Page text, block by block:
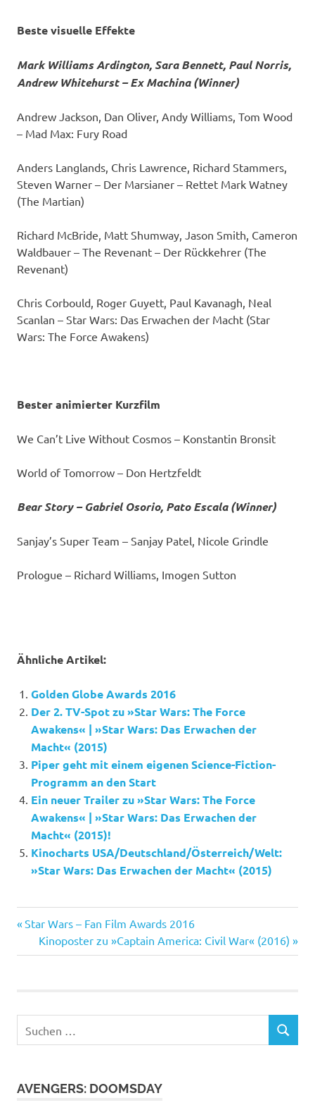
Beste visuelle Effekte
Mark Williams Ardington, Sara Bennett, Paul Norris,
Andrew Whitehurst – Ex Machina (Winner)
Andrew Jackson, Dan Oliver, Andy Williams, Tom Wood
– Mad Max: Fury Road
Anders Langlands, Chris Lawrence, Richard Stammers,
Steven Warner – Der Marsianer – Rettet Mark Watney
(The Martian)
Richard McBride, Matt Shumway, Jason Smith, Cameron
Waldbauer – The Revenant – Der Rückkehrer (The
Revenant)
Chris Corbould, Roger Guyett, Paul Kavanagh, Neal
Scanlan – Star Wars: Das Erwachen der Macht (Star
Wars: The Force Awakens)
Bester animierter Kurzfilm
We Can’t Live Without Cosmos – Konstantin Bronsit
World of Tomorrow – Don Hertzfeldt
Bear Story – Gabriel Osorio, Pato Escala (Winner)
Sanjay’s Super Team – Sanjay Patel, Nicole Grindle
Prologue – Richard Williams, Imogen Sutton
Ähnliche Artikel:
Golden Globe Awards 2016
Der 2. TV-Spot zu »Star Wars: The Force
Awakens« | »Star Wars: Das Erwachen der
Macht« (2015)
Piper geht mit einem eigenen Science-Fiction-
Programm an den Start
Ein neuer Trailer zu »Star Wars: The Force
Awakens« | »Star Wars: Das Erwachen der
Macht« (2015)!
Kinocharts USA/Deutschland/Österreich/Welt:
»Star Wars: Das Erwachen der Macht« (2015)
Academy
Award
Machina
Golden
Max
Max:
Beitragsnavigation
Vorheriger
Beitrag:
Star Wars – Fan Film Awards 2016
Nächster
Beitrag:
Kinoposter zu »Captain America: Civil War« (2016)
nach:
SUCHEN
AVENGERS: DOOMSDAY